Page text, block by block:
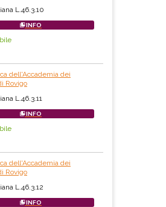
L.46.3.10
INFO
dell'Accademia dei
Rovigo
L.46.3.11
INFO
dell'Accademia dei
Rovigo
L.46.3.12
INFO